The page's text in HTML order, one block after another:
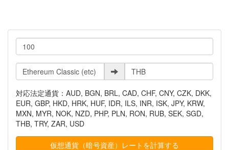
対応法定通貨：AUD, BGN, BRL, CAD, CHF, CNY, CZK, DKK,
EUR, GBP, HKD, HRK, HUF, IDR, ILS, INR, ISK, JPY, KRW,
MXN, MYR, NOK, NZD, PHP, PLN, RON, RUB, SEK, SGD,
THB, TRY, ZAR, USD